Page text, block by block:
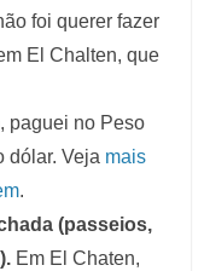
foi querer fazer
El Chalten, que
paguei no Peso
dólar. Veja mais
.
(passeios,
Em El Chaten,